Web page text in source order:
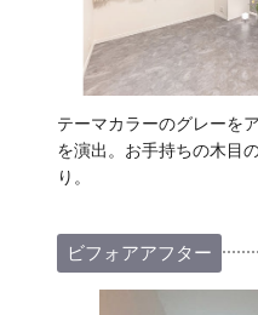
テーマカラーのグレーを
を演出。お手持ちの木目
り。
ビフォアアフター